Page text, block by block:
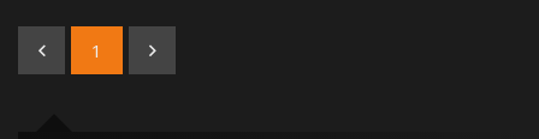
1